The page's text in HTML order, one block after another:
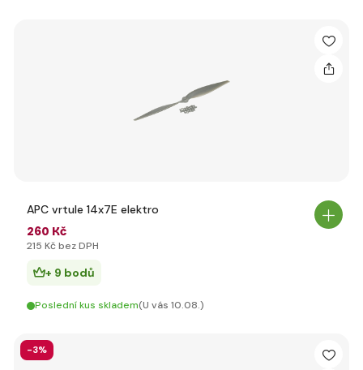
APC vrtule 14x7E elektro
260 Kč
215 Kč bez DPH
+ 9 bodů
Poslední kus skladem(U vás 10.08.)
-3%